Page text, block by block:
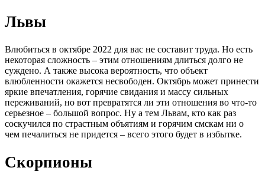
Львы
Влюбиться в октябре 2022 для вас не составит труда. Но есть
некоторая сложность – этим отношениям длиться долго не
суждено. А также высока вероятность, что объект
влюбленности окажется несвободен. Октябрь может принести
яркие впечатления, горячие свидания и массу сильных
переживаний, но вот превратятся ли эти отношения во что-то
серьезное – большой вопрос. Ну а тем Львам, кто как раз
соскучился по страстным объятиям и горячим смскам ни о
чем печалиться не придется – всего этого будет в избытке.
Скорпионы